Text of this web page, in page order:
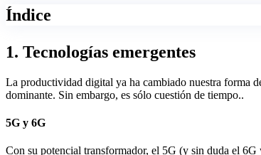
Índice
1. Tecnologías emergentes
La productividad digital ya ha cambiado nuestra forma
dominante. Sin embargo, es sólo cuestión de tiempo..
5G y 6G
Con su potencial transformador, el 5G (y sin duda el